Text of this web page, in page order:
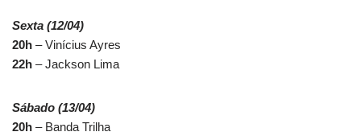
Sexta (12/04)
20h – Vinícius Ayres
22h – Jackson Lima
Sábado (13/04)
20h – Banda Trilha